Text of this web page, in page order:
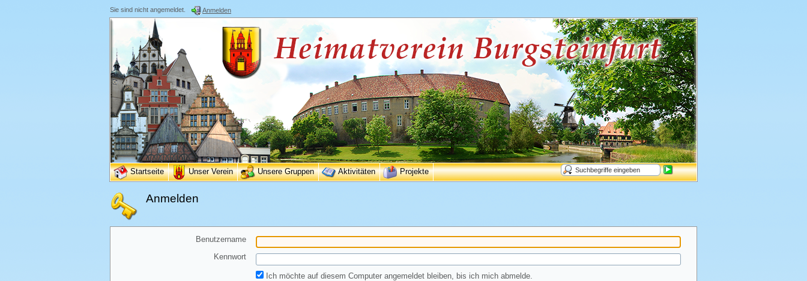
Sie sind nicht angemeldet. Anmelden
Startseite Unser Verein Unsere Gruppen Aktivitäten Projekte
Anmelden
Benutzername
Kennwort
Ich möchte auf diesem Computer angemeldet bleiben, bis ich mich abmelde.